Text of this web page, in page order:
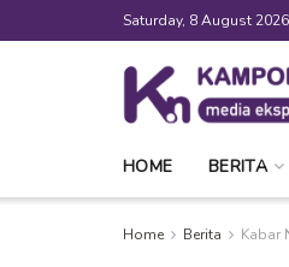
Saturday, 8 August 2026
HOME BERITA
Home Berita Kabar